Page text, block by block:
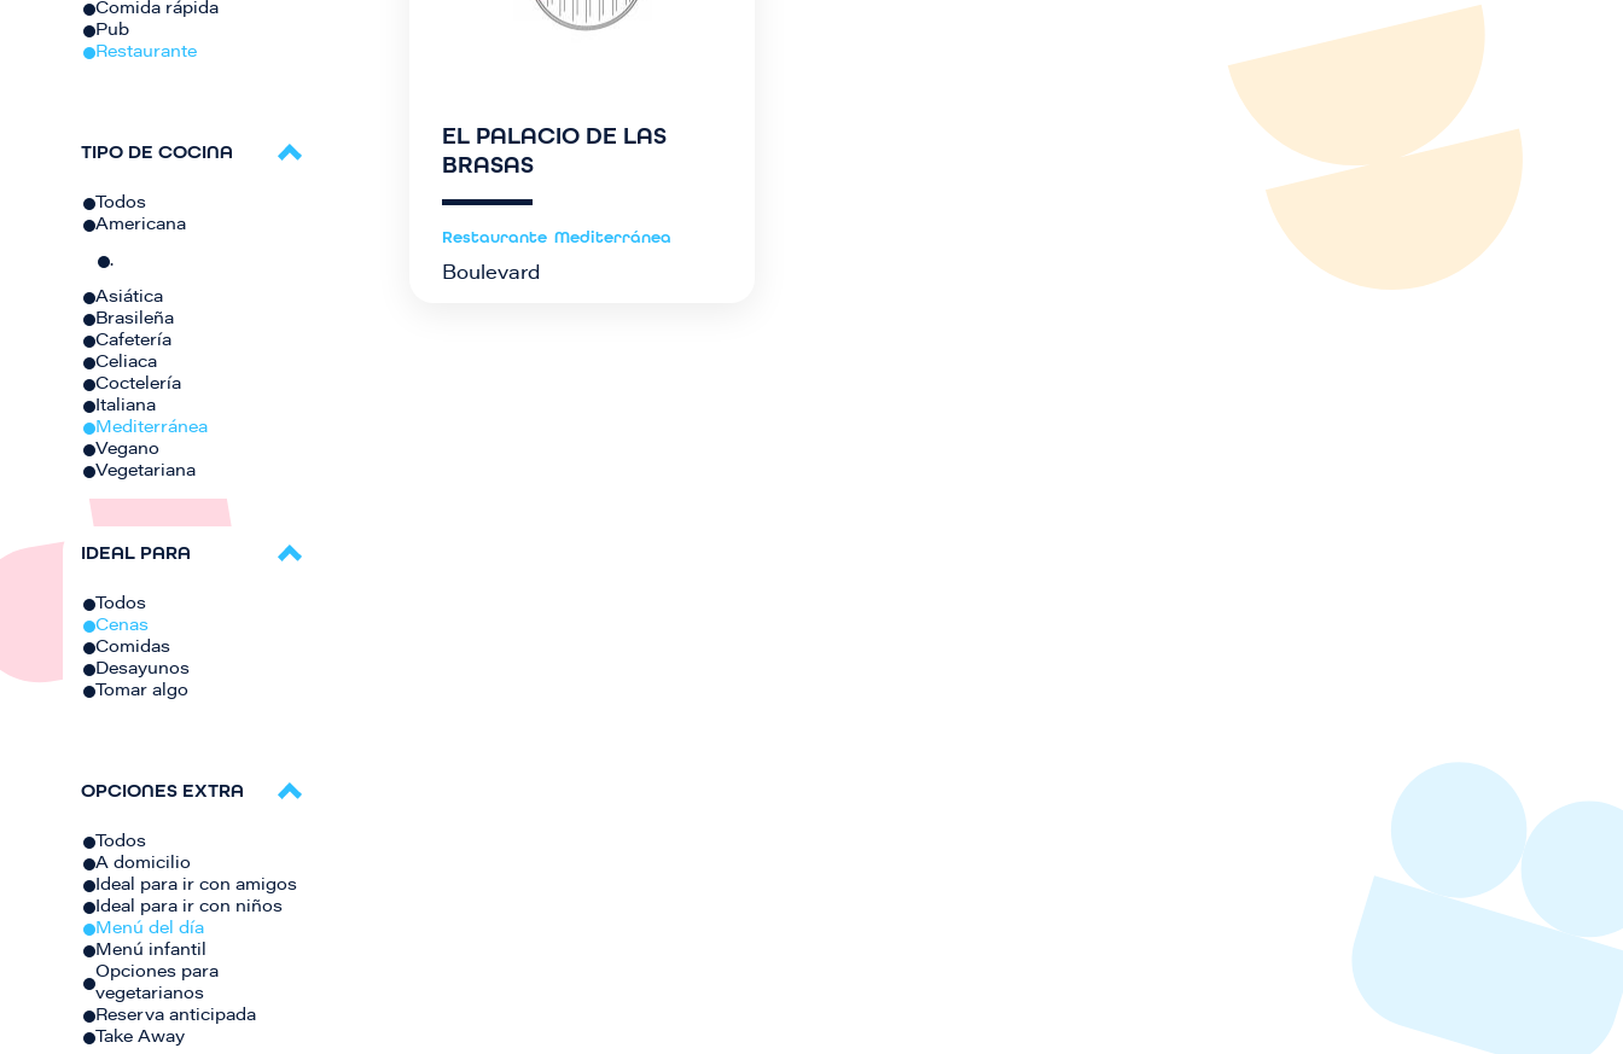
Comida rápida
Pub
Restaurante
TIPO DE COCINA
Todos
Americana
.
Asiática
Brasileña
Cafetería
Celiaca
Coctelería
Italiana
Mediterránea
Vegano
Vegetariana
IDEAL PARA
Todos
Cenas
Comidas
Desayunos
Tomar algo
OPCIONES EXTRA
Todos
A domicilio
Ideal para ir con amigos
Ideal para ir con niños
Menú del día
Menú infantil
Opciones para
vegetarianos
Reserva anticipada
Take Away
EL PALACIO DE LAS
BRASAS
Restaurante Mediterránea
Boulevard